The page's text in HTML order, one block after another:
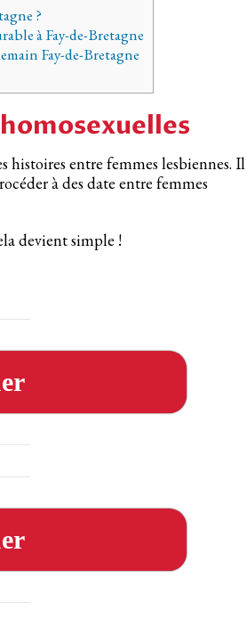
?
à Fay-de-Bretagne
Fay-de-Bretagne
histoires entre femmes lesbiennes. Il
à des date entre femmes
devient simple !